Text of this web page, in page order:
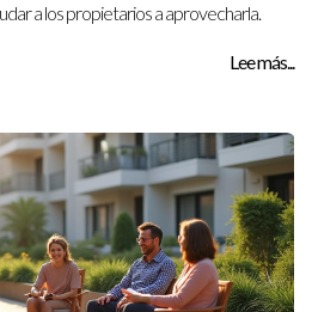
a los propietarios a aprovecharla.
Lee más...